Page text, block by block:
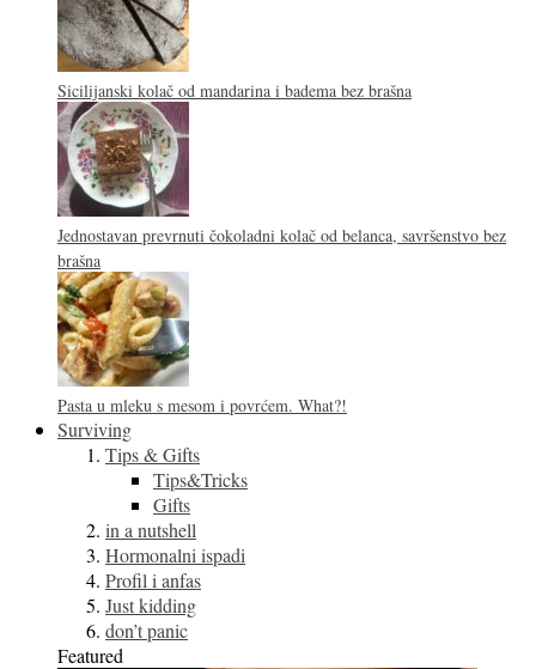
Sicilijanski kolač od mandarina i badema bez brašna
Jednostavan prevrnuti čokoladni kolač od belanca, savršenstvo bez
brašna
Pasta u mleku s mesom i povrćem. What?!
Surviving
Tips & Gifts
Tips&Tricks
Gifts
in a nutshell
Hormonalni ispadi
Profil i anfas
Just kidding
don’t panic
Featured